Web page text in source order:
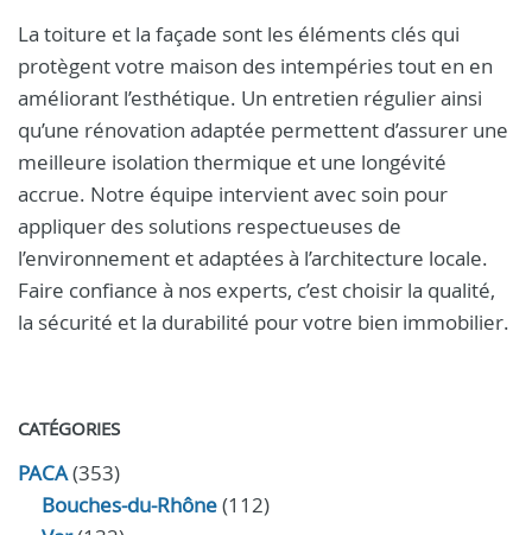
La toiture et la façade sont les éléments clés qui
protègent votre maison des intempéries tout en en
améliorant l’esthétique. Un entretien régulier ainsi
qu’une rénovation adaptée permettent d’assurer une
meilleure isolation thermique et une longévité
accrue. Notre équipe intervient avec soin pour
appliquer des solutions respectueuses de
l’environnement et adaptées à l’architecture locale.
Faire confiance à nos experts, c’est choisir la qualité,
la sécurité et la durabilité pour votre bien immobilier.
CATÉGORIES
PACA(353)
Bouches-du-Rhône(112)